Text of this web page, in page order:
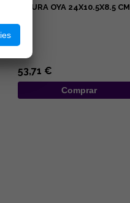
FIGURA OYA 24X10.5X8.5 CM
53,71 €
Comprar